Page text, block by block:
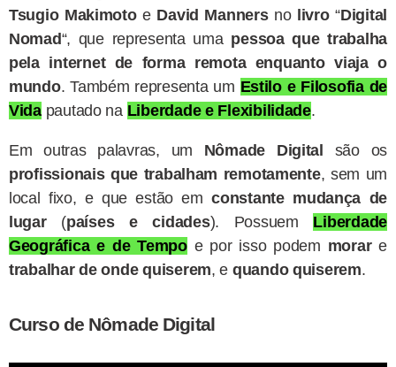
Tsugio Makimotoe David Mannersno livro“Digital
Nomad“, que representa uma pessoa que trabalha
pela internet de forma remota enquanto viaja o
mundo. Também representa um Estilo e Filosofia de
Vidapautado na Liberdade e Flexibilidade.
Em outras palavras, um Nômade Digital
são os
profissionais que trabalham remotamente, sem um
local fixo, e que estão emconstante mudança de
lugar(países e cidades). Possuem
Liberdade
Geográfica e de Tempoe por isso podem morare
trabalhar de onde quiserem, e quando quiserem.
Curso de Nômade Digital